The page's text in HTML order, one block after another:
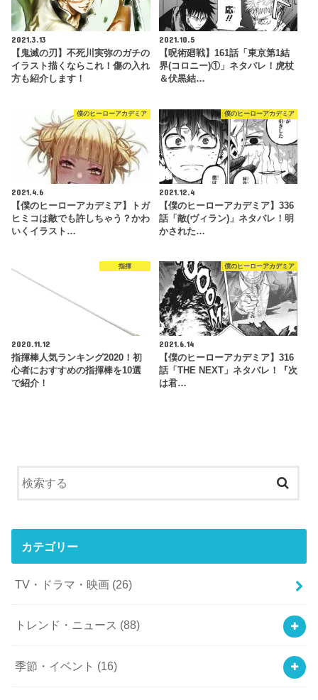
2021.3.13
【鬼滅の刃】不死川実弥のガチの
イラスト描くならこれ！傷の入れ
方も紹介します！
2021.10.5
【呪術廻戦】161話「東京第1結
界(コロニー)①」ネタバレ！虎杖
＆伏黒結…
僕のヒーローアカデミア
2021.4.6
【僕のヒーローアカデミア】トガ
ヒミコは敵でも許しちゃう？かわ
いくイラスト…
僕のヒーローアカデミア
2021.12.4
【僕のヒーローアカデミア】336
話「敵(ヴィラン)」ネタバレ！明
かされた…
指揮
2020.11.12
指揮棒人気ランキング2020！初
心者におすすめの指揮棒を10選
で紹介！
僕のヒーローアカデミア
2021.6.14
【僕のヒーローアカデミア】316
話「THE NEXT」ネタバレ！『次
は君…
カテゴリー
TV・ドラマ・映画 (26)
トレンド・ニュース (88)
季節・イベント (16)